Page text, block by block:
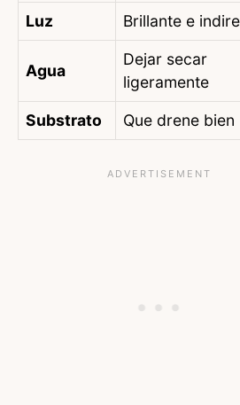
Luz Brillante e
Agua
Dejar secar
ligeramente
Substrato Que drene bien